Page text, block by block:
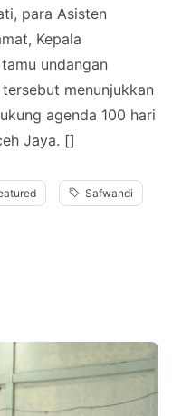
para Asisten
Kepala
undangan
menunjukkan
agenda 100 hari
Jaya. []
Safwandi